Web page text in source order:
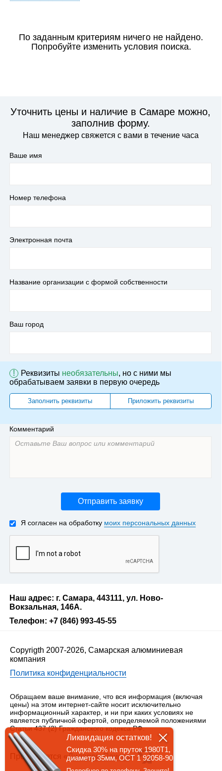
По заданным критериям ничего не найдено.
Попробуйте изменить условия поиска.
Уточнить цены и наличие в Самаре можно,
заполнив форму.
Наш менеджер свяжется с вами в течение часа
Ваше имя
Номер телефона
Электронная почта
Название организации с формой собственности
Ваш город
! Реквизиты необязательны, но с ними мы
обрабатываем заявки в первую очередь
Заполнить реквизиты Приложить реквизиты
Комментарий
Отправить заявку
Я согласен на обработку моих персональных данных
Наш адрес: г. Самара, 443111, ул. Ново-
Вокзальная, 146А.
Телефон: +7 (846) 993-45-55
Copyrigth 2007-2026, Самарская алюминиевая
компания
Политика конфиденциальности
Обращаем ваше внимание, что вся информация (включая
цены) на этом интернет-сайте носит исключительно
информационный характер, и ни при каких условиях не
является публичной офертой, определяемой положениями
Статьи 437 (2) Гражданского кодекса РФ.
Продвигается «Лидером Поиска»
Ликвидация остатков!
Скидка 30% на пруток 1980Т1,
диаметр 35мм, ОСТ 1 92058-90